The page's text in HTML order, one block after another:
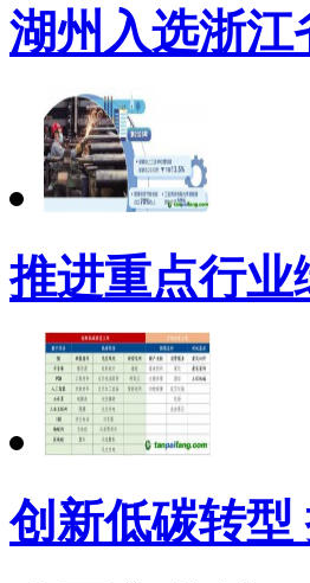
湖州入选浙江
推进重点行业
创新低碳转型